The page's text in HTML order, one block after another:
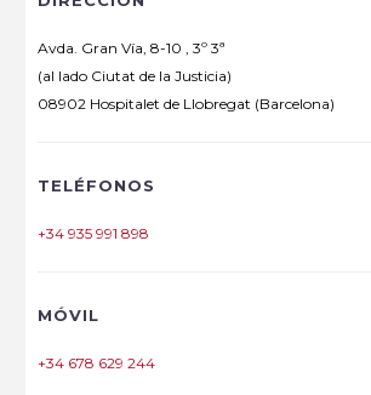
Avda. Gran Vía, 8-10 , 3º 3ª
(al lado Ciutat de la Justicia)
08902 Hospitalet de Llobregat (Barcelona)
TELÉFONOS
+34 935 991 898
MÓVIL
+34 678 629 244